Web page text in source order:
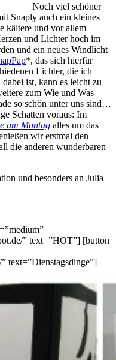
Noch viel schöner
Snaply auch ein kleines
kältere und vor allem
und Lichter hoch im
und ein neues Windlicht
*, das sich hierfür
Lichter, die ich
ist, kann es leicht zu
zum Wie und Was
so schön unter uns sind…
Schatten voraus: Im
am Montag alles um das
wir erstmal den
die anderen wunderbaren
und besonders an Julia
” text=”HOT”] [button
text=”Dienstagsdinge”]